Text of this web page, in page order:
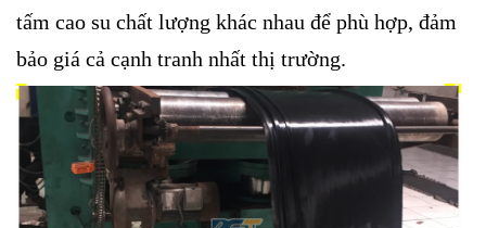
tấm cao su chất lượng khác nhau để phù hợp, đảm
bảo giá cả cạnh tranh nhất thị trường.